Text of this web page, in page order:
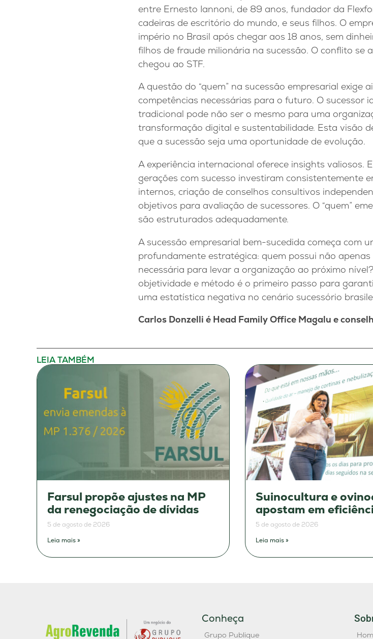
entre Ernesto Iannoni, de 89 anos, fundador da
cadeiras de escritório do mundo, e seus filhos. O
império no Brasil após chegar aos 18 anos, sem
filhos de fraude milionária na sucessão. O conflito se
chegou ao STF.
A questão do “quem” na sucessão empresarial exige
competências necessárias para o futuro. O sucessor
tradicional pode não ser o mesmo para uma
transformação digital e sustentabilidade. Esta visão
que a sucessão seja uma oportunidade de evolução.
A experiência internacional oferece insights valiosos.
gerações com sucesso investiram consistentemente
internos, criação de conselhos consultivos
objetivos para avaliação de sucessores. O “quem”
são estruturados adequadamente.
A sucessão empresarial bem-sucedida começa com
profundamente estratégica: quem possui não
necessária para levar a organização ao próximo
objetividade e método é o primeiro passo para
uma estatística negativa no cenário sucessório
Carlos Donzelli é Head Family Office Magalu e
LEIA TAMBÉM
Farsul propõe ajustes na MP
da renegociação de dívidas
5 de agosto de 2026
Leia mais »
Suinocultura e
apostam em
5 de agosto de 2026
Leia mais »
Conheça
Grupo Publique